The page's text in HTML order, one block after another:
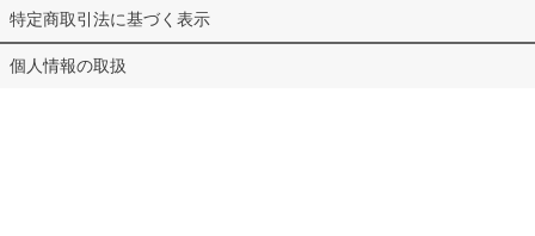
特定商取引法に基づく表示
個人情報の取扱